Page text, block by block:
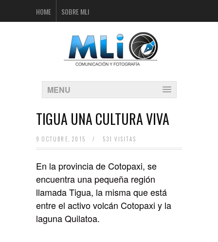
HOME SOBRE MLI
MENU
TIGUA UNA CULTURA VIVA
9 OCTUBRE, 2015 / 531 VISITAS
En la provincia de Cotopaxi, se
encuentra una pequeña región
llamada Tigua, la misma que está
entre el activo volcán Cotopaxi y la
laguna Quilatoa.